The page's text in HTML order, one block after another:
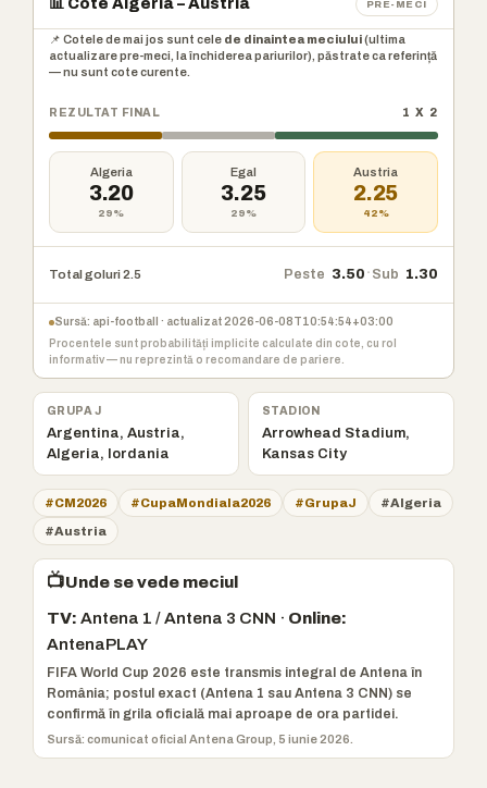
PRE-MECI
📌 Cotele de mai jos sunt cele de dinaintea meciului(ultima
actualizare pre-meci, la închiderea pariurilor), păstrate ca referință
— nu sunt cote curente.
REZULTAT FINAL 1 X 2
Algeria
3.20
29%
Egal
3.25
29%
Austria
2.25
42%
Total goluri 2.5 Peste 3.50 · Sub 1.30
Sursă: api-football · actualizat 2026-06-08T10:54:54+03:00
Procentele sunt probabilități implicite calculate din cote, cu rol
informativ — nu reprezintă o recomandare de pariere.
GRUPA J
Argentina, Austria,
Algeria, Iordania
STADION
Arrowhead Stadium,
Kansas City
#CM2026 #CupaMondiala2026 #GrupaJ #Algeria
#Austria
📺Unde se vede meciul
TV: Antena 1 / Antena 3 CNN · Online:
AntenaPLAY
FIFA World Cup 2026 este transmis integral de Antena în
România; postul exact (Antena 1 sau Antena 3 CNN) se
confirmă în grila oficială mai aproape de ora partidei.
Sursă: comunicat oficial Antena Group, 5 iunie 2026.